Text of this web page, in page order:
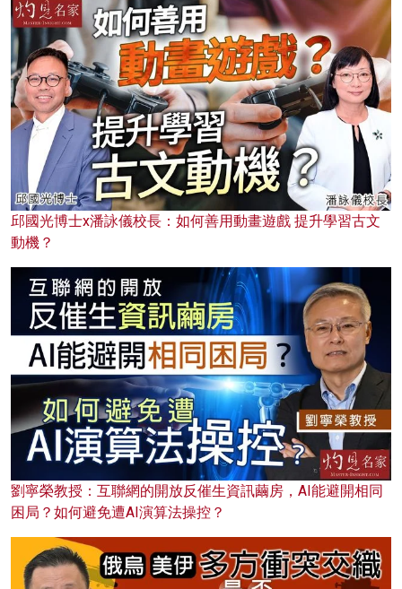
邱國光博士x潘詠儀校長：如何善用動畫遊戲 提升學習古文
動機？
劉寧榮教授：互聯網的開放反催生資訊繭房，AI能避開相同
困局？如何避免遭AI演算法操控？